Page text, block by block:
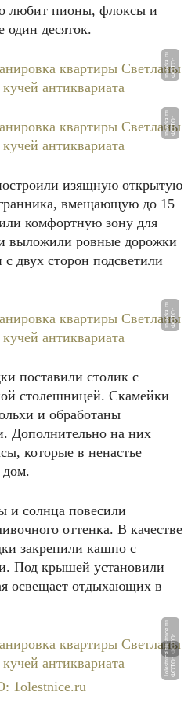
любит пионы, флоксы и
один десяток.
Ф
О
Т
О:
i
nl
a
v
k
a.
r
u
Ф
О
Т
О:
i
nl
a
v
k
a.
r
u
изящную открытую
вмещающую до 15
комфортную зону для
выложили ровные дорожки
с двух сторон подсветили
Ф
О
Т
О:
i
nl
a
v
k
a.
r
u
поставили столик с
столешницей. Скамейки
и обработаны
Дополнительно на них
которые в ненастье
дом.
и солнца повесили
оттенка. В качестве
закрепили кашпо с
Под крышей установили
освещает отдыхающих в
Ф
О
Т
О:
1
ol
e
st
ni
c
e.
r
u
Ф
О
Т
О:
1
ol
e
st
ni
c
e.
r
u